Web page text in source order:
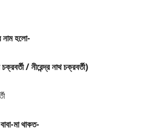
নাম হলো-
/ নীরেন্দ্র নাথ চক্রবর্তী)
মা থাকত-